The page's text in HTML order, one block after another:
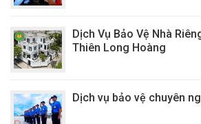
Dịch Vụ Bảo Vệ Nhà
Thiên Long Hoàng
Dịch vụ bảo vệ chuyên